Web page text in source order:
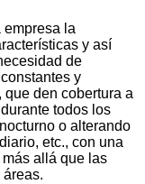
empresa la
y así
de
y
den cobertura a
todos los
o alterando
etc., con una
allá que las